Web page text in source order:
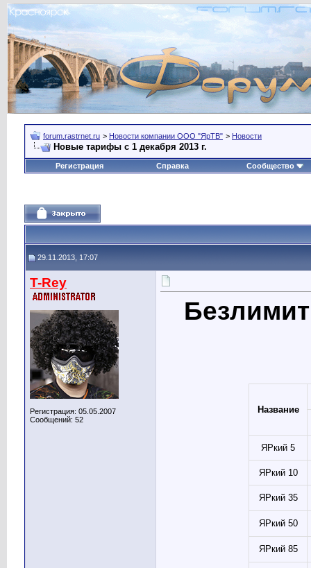
forum.rastrnet.ru > Новости компании ООО "ЯрТВ" > Новости
Новые тарифы с 1 декабря 2013 г.
Регистрация Справка Сообщество
29.11.2013, 17:07
T-Rey
Регистрация: 05.05.2007
Сообщений: 52
Название
ЯРкий 5
ЯРкий 10
ЯРкий 35
ЯРкий 50
ЯРкий 85